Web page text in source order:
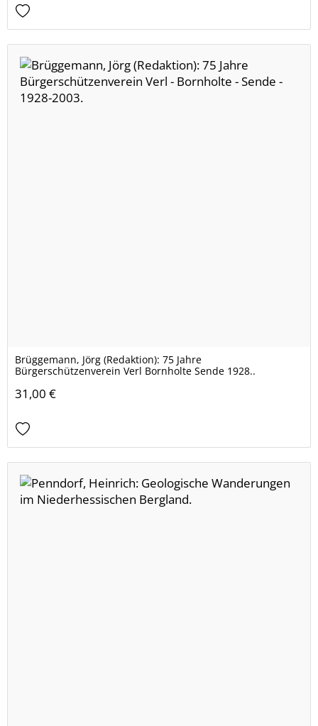
Brüggemann, Jörg (Redaktion): 75 Jahre
Bürgerschützenverein Verl Bornholte Sende 1928..
31,00 €